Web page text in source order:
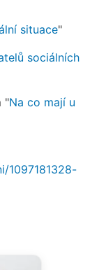
situace"
sociálních
"Na co mají u
1097181328-